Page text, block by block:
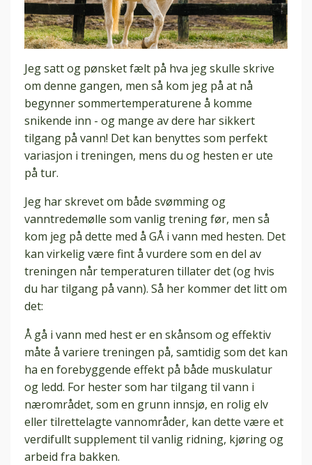
Jeg satt og pønsket fælt på hva jeg skulle skrive
om denne gangen, men så kom jeg på at nå
begynner sommertemperaturene å komme
snikende inn - og mange av dere har sikkert
tilgang på vann! Det kan benyttes som perfekt
variasjon i treningen, mens du og hesten er ute
på tur.
Jeg har skrevet om både svømming og
vanntredemølle som vanlig trening før, men så
kom jeg på dette med å GÅ i vann med hesten. Det
kan virkelig være fint å vurdere som en del av
treningen når temperaturen tillater det (og hvis
du har tilgang på vann). Så her kommer det litt om
det:
Å gå i vann med hest er en skånsom og effektiv
måte å variere treningen på, samtidig som det kan
ha en forebyggende effekt på både muskulatur
og ledd. For hester som har tilgang til vann i
nærområdet, som en grunn innsjø, en rolig elv
eller tilrettelagte vannområder, kan dette være et
verdifullt supplement til vanlig ridning, kjøring og
arbeid fra bakken.